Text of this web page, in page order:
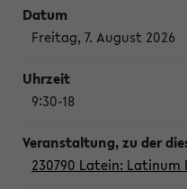
Freitag, 7. August 2026
9:30-18
230790 Latein: Latinum